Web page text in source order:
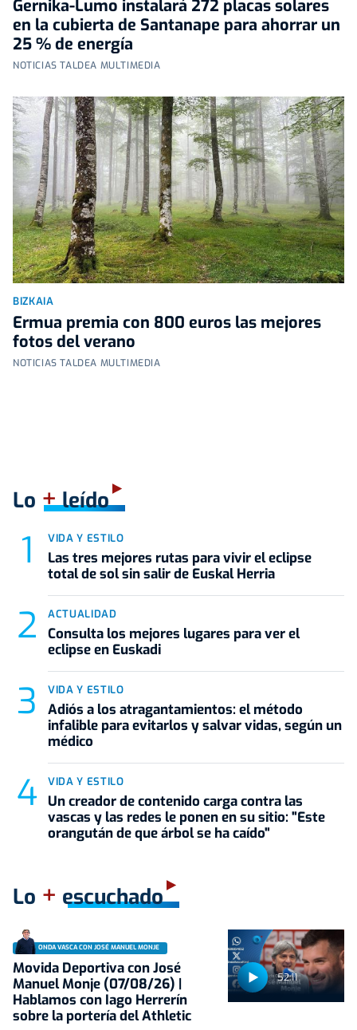
Gernika-Lumo instalará 272 placas solares
en la cubierta de Santanape para ahorrar un
25 % de energía
NOTICIAS TALDEA MULTIMEDIA
BIZKAIA
Ermua premia con 800 euros las mejores
fotos del verano
NOTICIAS TALDEA MULTIMEDIA
Lo +leído
VIDA Y ESTILO
Las tres mejores rutas para vivir el eclipse
total de sol sin salir de Euskal Herria
ACTUALIDAD
Consulta los mejores lugares para ver el
eclipse en Euskadi
VIDA Y ESTILO
Adiós a los atragantamientos: el método
infalible para evitarlos y salvar vidas, según un
médico
VIDA Y ESTILO
Un creador de contenido carga contra las
vascas y las redes le ponen en su sitio: "Este
orangután de que árbol se ha caído"
Lo + escuchado
52:11
ONDA VASCA CON JOSÉ MANUEL MONJE
Movida Deportiva con José
Manuel Monje (07/08/26) |
Hablamos con Iago Herrerín
sobre la portería del Athletic